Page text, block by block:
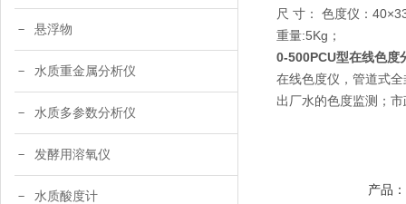
悬浮物
水质重金属分析仪
水质多参数分析仪
发酵用溶氧仪
水质酸度计
尺 寸： 色度仪：
重量:5Kg；
0-500PCU型在线色度
在线色度仪，管道式
出厂水的色度监测；
产品：